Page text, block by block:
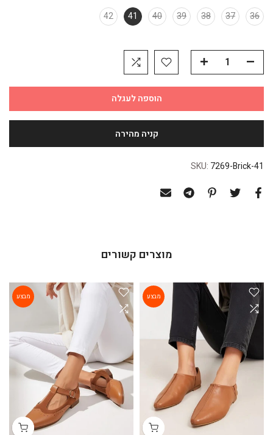
36
37
38
39
40
41
42
הוספה לעגלה
SKU: 7269-Brick-41
מוצרים קשורים
מבצע מבצע